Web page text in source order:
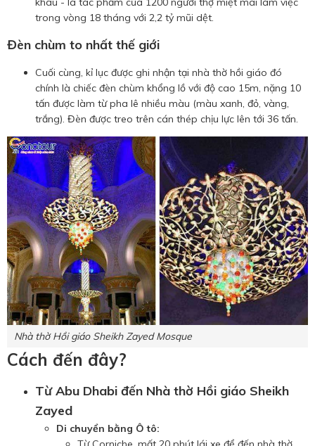
trong vòng 18 tháng với 2,2 tỷ mũi dệt.
Đèn chùm to nhất thế giới
Cuối cùng, kỉ lục được ghi nhận tại nhà thờ hồi giáo đó
chính là chiếc đèn chùm khổng lồ với độ cao 15m, nặng 10
tấn được làm từ pha lê nhiều màu (màu xanh, đỏ, vàng,
trắng). Đèn được treo trên cán thép chịu lực lên tới 36 tấn.
Nhà thờ Hồi giáo Sheikh Zayed Mosque
Cách đến đây?
Từ Abu Dhabi đến Nhà thờ Hồi giáo Sheikh
Zayed
Di chuyển bằng Ô tô: